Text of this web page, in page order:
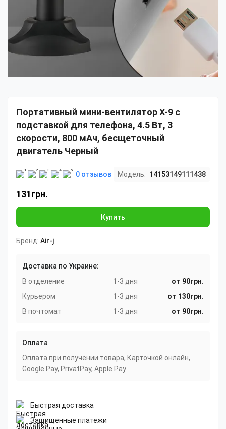
Портативный мини-вентилятор X-9 с
подставкой для телефона, 4.5 Вт, 3
скорости, 800 мАч, бесщеточный
двигатель Черный
0 отзывов Модель: 14153149111438
131грн.
Купить
Бренд: Air-j
Доставка по Украине:
В отделение
1-3 дня
от 90грн.
Курьером
1-3 дня
от 130грн.
В почтомат
1-3 дня от 90грн.
Оплата
Оплата при получении товара, Карточкой онлайн,
Google Pay, PrivatPay, Apple Pay
Быстрая доставка
Защищенные платежи